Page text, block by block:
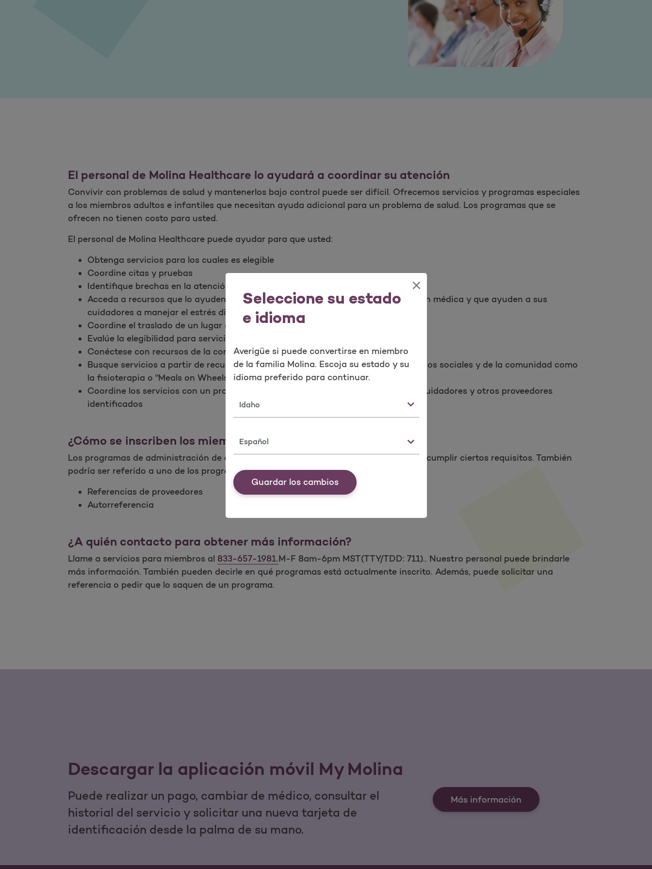
Seleccione su estado
e idioma
×
Averigüe si puede convertirse en miembro
de la familia Molina. Escoja su estado y su
idioma preferido para continuar.
Estado
Idioma
Guardar los cambios
El personal de Molina Healthcare lo ayudará a coordinar su atención
Convivir con problemas de salud y mantenerlos bajo control puede ser difícil. Ofrecemos servicios y programas especiales
a los miembros adultos e infantiles que necesitan ayuda adicional para un problema de salud. Los programas que se
ofrecen no tienen costo para usted.
El personal de Molina Healthcare puede ayudar para que usted:
Obtenga servicios para los cuales es elegible
Coordine citas y pruebas
Identifique brechas en la atención o las necesidades de atención médica
Acceda a recursos que lo ayuden a satisfacer necesidades especiales de atención médica y que ayuden a sus
cuidadores a manejar el estrés diario
Coordine el traslado de un lugar a otro. Esto puede incluir el alta del hospital.
Evalúe la elegibilidad para servicios de atención y apoyo a largo plazo
Conéctese con recursos de la comunidad
Busque servicios a partir de recursos adicionales, incluyendo programas y servicios sociales y de la comunidad como
la fisioterapia o "Meals on Wheels"
Coordine los servicios con un proveedor de atención primaria (PCP), familiares, cuidadores y otros proveedores
identificados
¿Cómo se inscriben los miembros?
Los programas de administración de casos son voluntarios, pero los miembros deben cumplir ciertos requisitos. También
podría ser referido a uno de los programas a través de:
Referencias de proveedores
Autorreferencia
¿A quién contacto para obtener más información?
Llame a servicios para miembros al 833-657-1981.M-F 8am-6pm MST(TTY/TDD: 711).. Nuestro personal puede brindarle
más información. También pueden decirle en qué programas está actualmente inscrito. Además, puede solicitar una
referencia o pedir que lo saquen de un programa.
Descargar la aplicación móvil My Molina
Puede realizar un pago, cambiar de médico, consultar el
historial del servicio y solicitar una nueva tarjeta de
identificación desde la palma de su mano.
Más información